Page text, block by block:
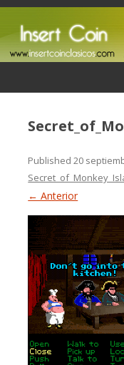
Published20
← Anterior